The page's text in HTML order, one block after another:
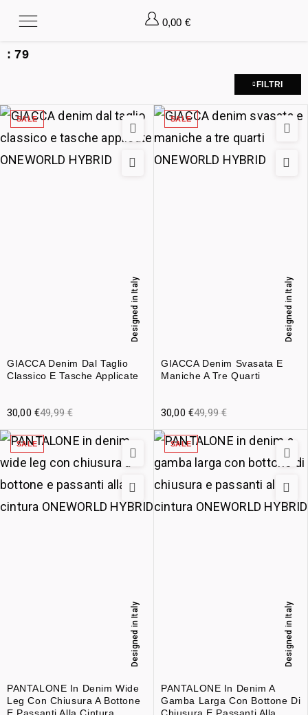
0,00 €
:79
FILTRI
SALE
GIACCA Denim Dal Taglio
Classico E Tasche Applicate
Designed in Italy
49,99€
30,00 €
SALE
GIACCA Denim Svasata E
Maniche A Tre Quarti
Designed in Italy
49,99€
30,00 €
SALE
PANTALONE In Denim Wide
Leg Con Chiusura A Bottone
Designed in Italy
SALE
PANTALONE In Denim A
Gamba Larga Con Bottone Di
Designed in Italy